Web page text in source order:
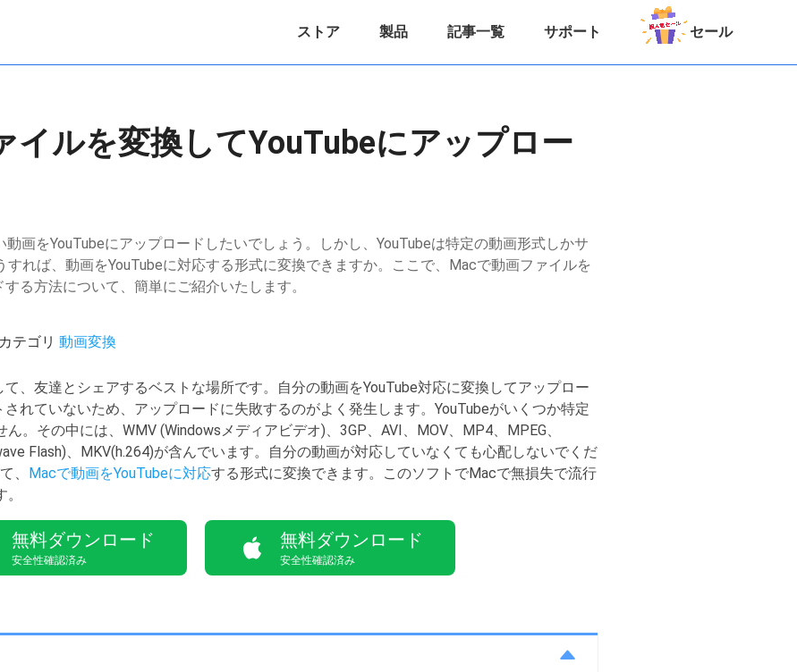
ストア 製品 記事一覧 サポート セール
イルを変換してYouTubeにアップロー
画をYouTubeにアップロードしたいでしょう。しかし、YouTubeは特定の動画形式しかサ
れば、動画をYouTubeに対応する形式に変換できますか。ここで、Macで動画ファイルを
る方法について、簡単にご紹介いたします。
テゴリ 動画変換
、友達とシェアするベストな場所です。自分の動画をYouTube対応に変換してアップロー
されていないため、アップロードに失敗するのがよく発生します。YouTubeがいくつか特定
。その中には、WMV (Windowsメディアビデオ)、3GP、AVI、MOV、MP4、MPEG、
Flash)、MKV(h.264)が含んでいます。自分の動画が対応していなくても心配しないでくだ
、 Macで動画をYouTubeに対応する形式に変換できます。このソフトでMacで無損失で流行
無料ダウンロード
安全性確認済み
無料ダウンロード
安全性確認済み